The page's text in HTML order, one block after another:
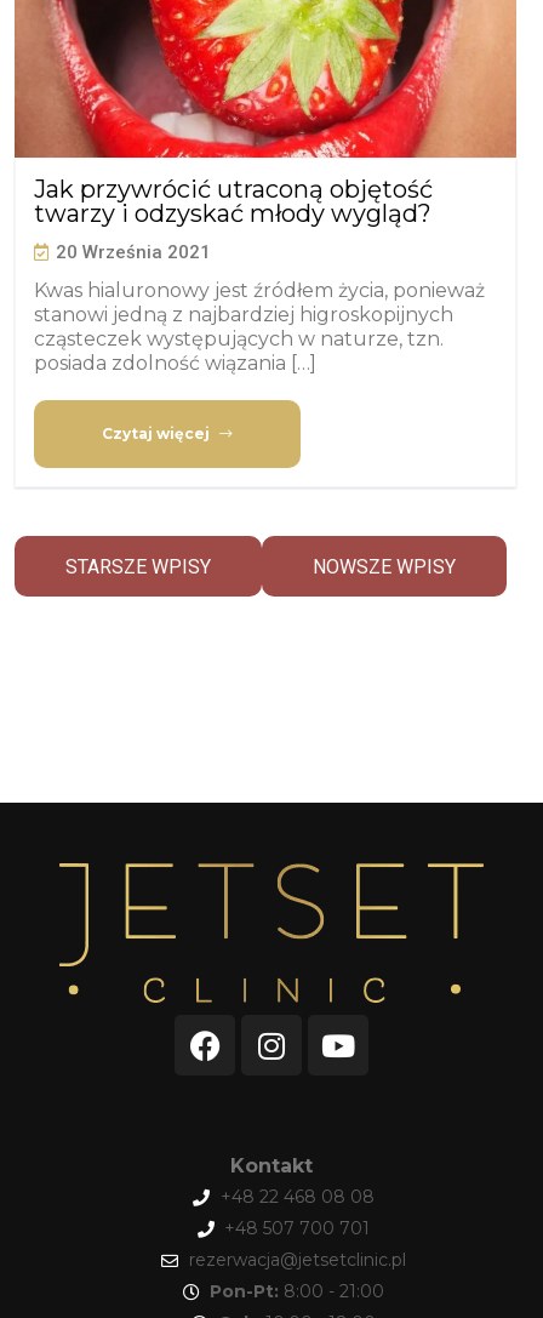
Jak przywrócić utraconą objętość
twarzy i odzyskać młody wygląd?
20 Września 2021
Kwas hialuronowy jest źródłem życia, ponieważ
stanowi jedną z najbardziej higroskopijnych
cząsteczek występujących w naturze, tzn.
posiada zdolność wiązania […]
Czytaj więcej
STARSZE WPISY NOWSZE WPISY
Kontakt
+48 22 468 08 08
+48 507 700 701
rezerwacja@jetsetclinic.pl
Pon-Pt: 8:00 - 21:00